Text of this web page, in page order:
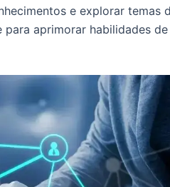
e explorar temas
aprimorar habilidades de